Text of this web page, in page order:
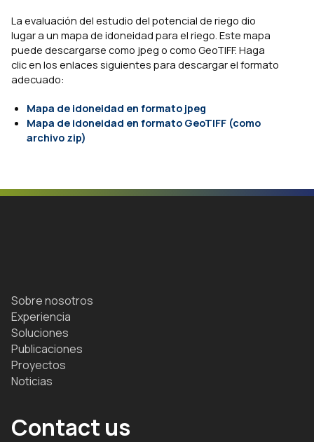
La evaluación del estudio del potencial de riego dio
lugar a un mapa de idoneidad para el riego. Este mapa
puede descargarse como jpeg o como GeoTIFF. Haga
clic en los enlaces siguientes para descargar el formato
adecuado:
Mapa de idoneidad en formato jpeg
Mapa de idoneidad en formato GeoTIFF (como
archivo zip)
Sobre nosotros
Experiencia
Soluciones
Publicaciones
Proyectos
Noticias
Contact us